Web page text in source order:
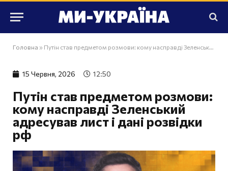
Головна » Путін став предметом розмови: кому насправді Зеленський адресував лист і дані розвідки рф
15 Червня, 2026 12:50
Путін став предметом розмови:
кому насправді Зеленський
адресував лист і дані розвідки
рф